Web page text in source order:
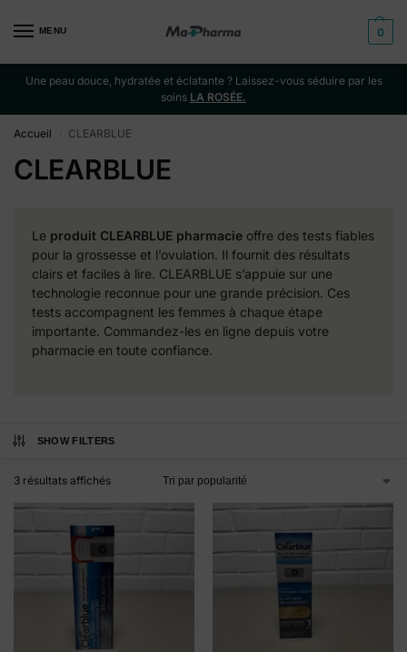
MENU 0
Une peau douce, hydratée et éclatante ? Laissez-vous séduire par les
soins LA ROSÉE.
Accueil CLEARBLUE
CLEARBLUE
Le produit CLEARBLUE pharmacie offre des tests fiables
pour la grossesse et l’ovulation. Il fournit des résultats
clairs et faciles à lire. CLEARBLUE s’appuie sur une
technologie reconnue pour une grande précision. Ces
tests accompagnent les femmes à chaque étape
importante. Commandez-les en ligne depuis votre
pharmacie en toute confiance.
SHOW FILTERS
3 résultats affichés